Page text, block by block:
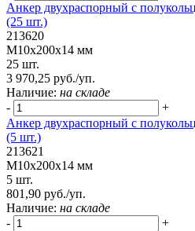
Анкер двухраспорный с
(25 шт.)
213620
М10х200х14 мм
25 шт.
3 970,25 руб./уп.
Наличие: на складе
-
+
Анкер двухраспорный с
(5 шт.)
213621
М10х200х14 мм
5 шт.
801,90 руб./уп.
Наличие: на складе
-
+